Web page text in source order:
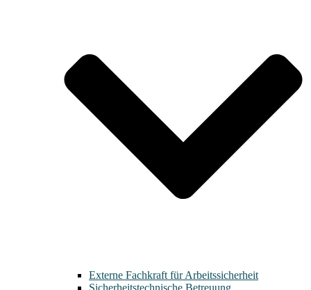
Externe Fachkraft für Arbeitssicherheit
Sicherheitstechnische Betreuung